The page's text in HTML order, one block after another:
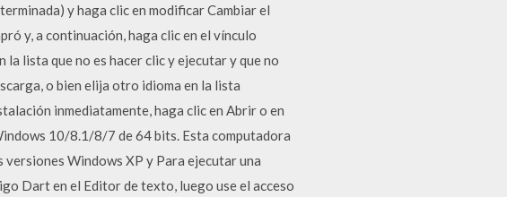
y haga clic en modificar Cambiar el
y, a continuación, haga clic en el vínculo
lista que no es hacer clic y ejecutar y que no
o bien elija otro idioma en la lista
inmediatamente, haga clic en Abrir o en
10/8.1/8/7 de 64 bits. Esta computadora
Windows XP y Para ejecutar una
Dart en el Editor de texto, luego use el acceso